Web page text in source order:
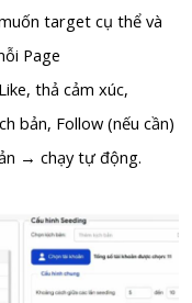
target cụ thể và
Page
thả cảm xúc,
bản, Follow (nếu cần)
→ chạy tự động.